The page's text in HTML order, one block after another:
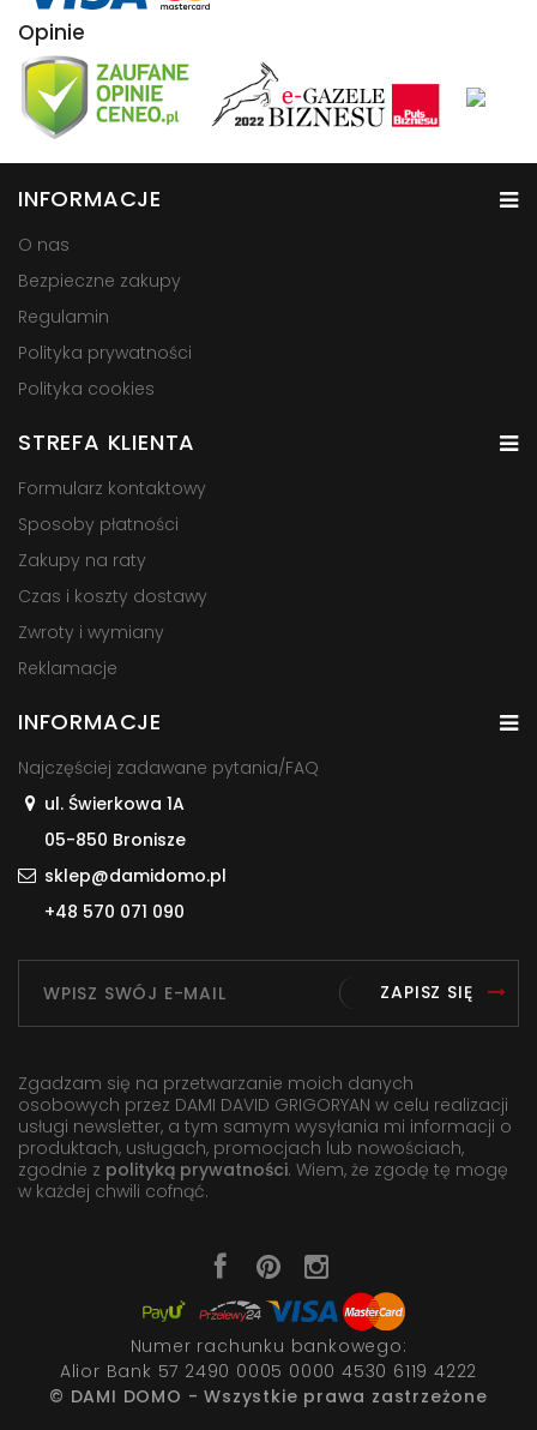
Opinie
INFORMACJE
O nas
Bezpieczne zakupy
Regulamin
Polityka prywatności
Polityka cookies
STREFA KLIENTA
Formularz kontaktowy
Sposoby płatności
Zakupy na raty
Czas i koszty dostawy
Zwroty i wymiany
Reklamacje
INFORMACJE
Najczęściej zadawane pytania/FAQ
ul. Świerkowa 1A
05-850 Bronisze
sklep@damidomo.pl
+48 570 071 090
ZAPISZ SIĘ
Zgadzam się na przetwarzanie moich danych
osobowych przez DAMI DAVID GRIGORYAN w celu realizacji
usługi newsletter, a tym samym wysyłania mi informacji o
produktach, usługach, promocjach lub nowościach,
zgodnie z polityką prywatności. Wiem, że zgodę tę mogę
w każdej chwili cofnąć.
Numer rachunku bankowego:
Alior Bank 57 2490 0005 0000 4530 6119 4222
© DAMI DOMO - Wszystkie prawa zastrzeżone